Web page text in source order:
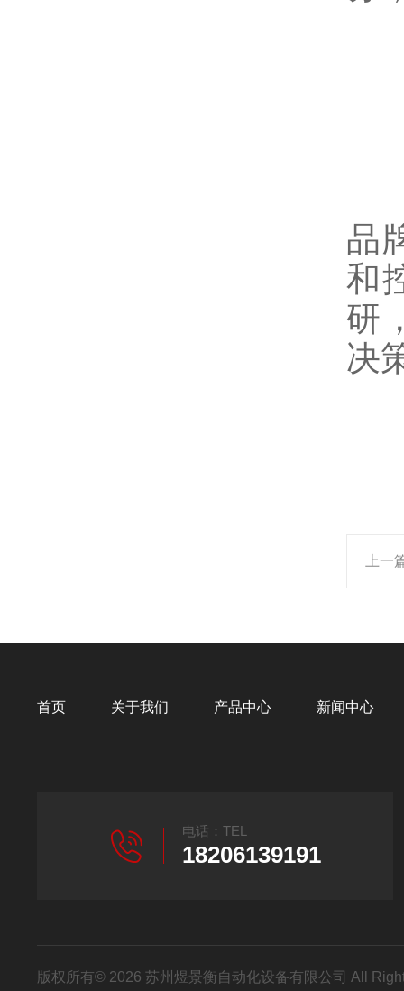
品
和
研
决
上一
首页 关于我们 产品中心 新闻中心
电话：TEL
18206139191
版权所有© 2026 苏州煜景衡自动化设备有限公司 All